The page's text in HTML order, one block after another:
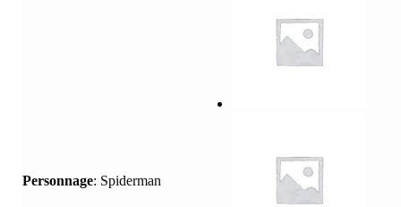
Personnage: Spiderman